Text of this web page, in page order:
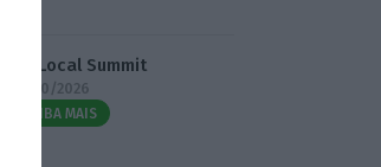
3.º Local Summit
07/10/2026
SAIBA MAIS